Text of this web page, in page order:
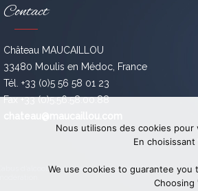
Contact
Château MAUCAILLOU
33480 Moulis en Médoc, France
Tél. +33 (0)5 56 58 01 23
Fax +33 (0)5.56.58.00.88
L’abus d’alcool est dangereux pour la santé.
Nous utilisons des cookies
En
We use cookies to guarantee
Choosing